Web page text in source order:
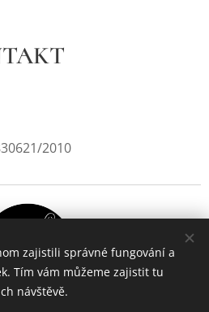
2010
zajistili správné fungování a
Tím vám můžeme zajistit tu
návštěvě.